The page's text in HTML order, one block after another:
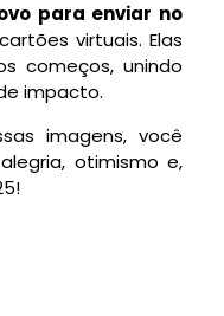
para enviar no
virtuais. Elas
começos, unindo
impacto.
imagens, você
otimismo e,